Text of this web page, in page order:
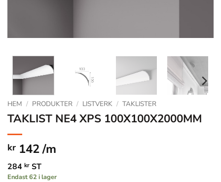
HEM / PRODUKTER / LISTVERK / TAKLISTER
TAKLIST NE4 XPS 100X100X2000MM
kr 142 /m
284 kr ST
Endast 62 i lager